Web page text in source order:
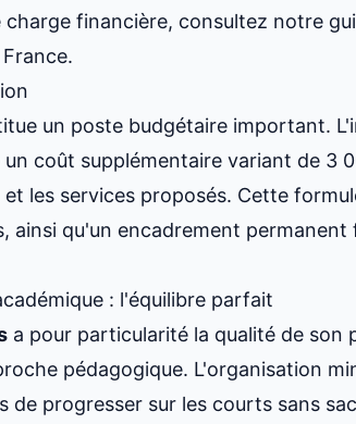
financière, consultez notre
.
un poste budgétaire important.
coût supplémentaire variant de 3
les services proposés. Cette
ainsi qu'un encadrement permanent
: l'équilibre parfait
a pour particularité la qualité de son
pédagogique. L'organisation
de progresser sur les courts sans